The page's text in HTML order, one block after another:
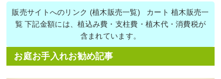
販売サイトへのリンク (植木販売一覧) カート 植木販売一
覧 下記金額には、植込み費・支柱費・植木代・消費税が
含まれています。
お庭お手入れお勧め記事